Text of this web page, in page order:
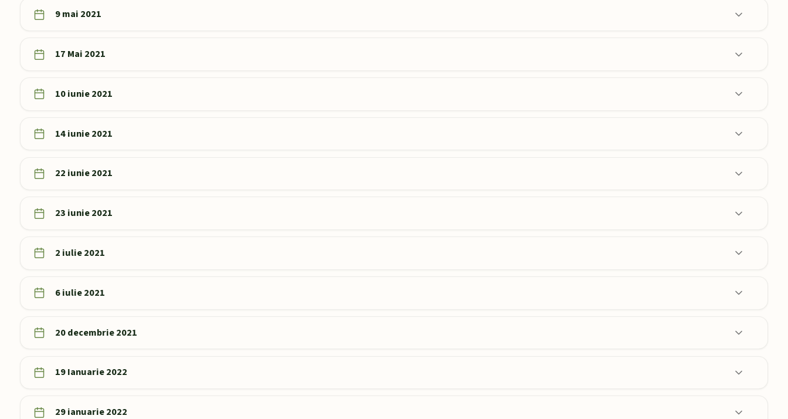
9 mai 2021
17 Mai 2021
10 iunie 2021
14 iunie 2021
22 iunie 2021
23 iunie 2021
2 iulie 2021
6 iulie 2021
20 decembrie 2021
19 Ianuarie 2022
29 ianuarie 2022